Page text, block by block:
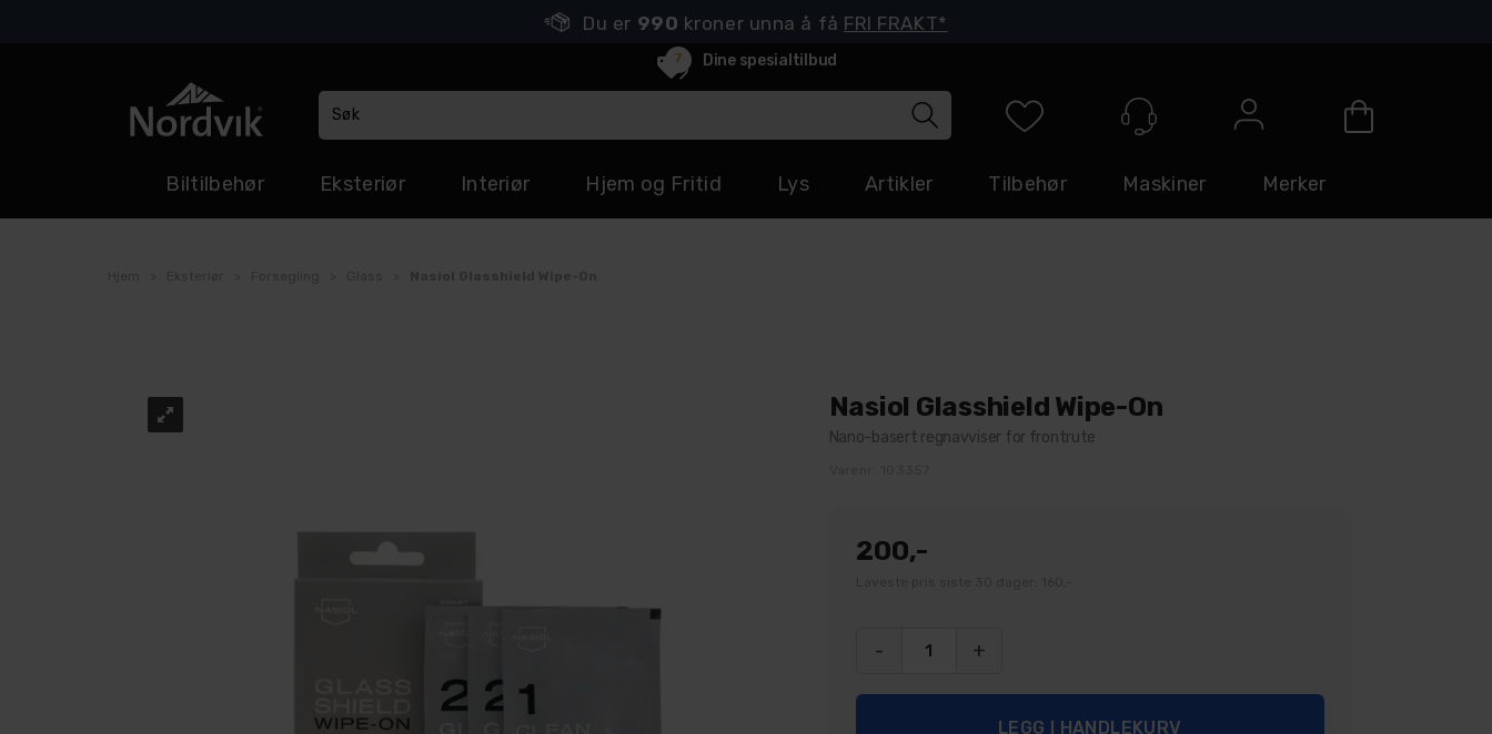
7 Dine spesialtilbud
Biltilbehør Eksteriør Interiør Hjem og Fritid Lys Artikler Tilbehør Maskiner Merker
Du er 990 kroner unna å få FRI FRAKT*
Nasiol Glasshield Wipe-On
Nano-basert regnavviser for frontrute
200,-
- +